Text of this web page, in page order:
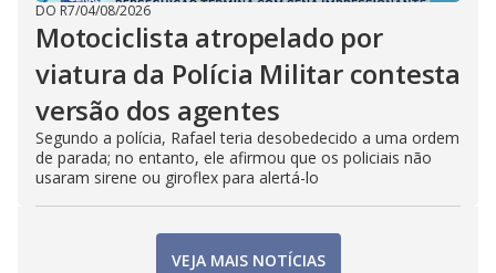
DO R7/04/08/2026
Motociclista atropelado por
viatura da Polícia Militar contesta
versão dos agentes
Segundo a polícia, Rafael teria desobedecido a uma ordem
de parada; no entanto, ele afirmou que os policiais não
usaram sirene ou giroflex para alertá-lo
VEJA MAIS NOTÍCIAS